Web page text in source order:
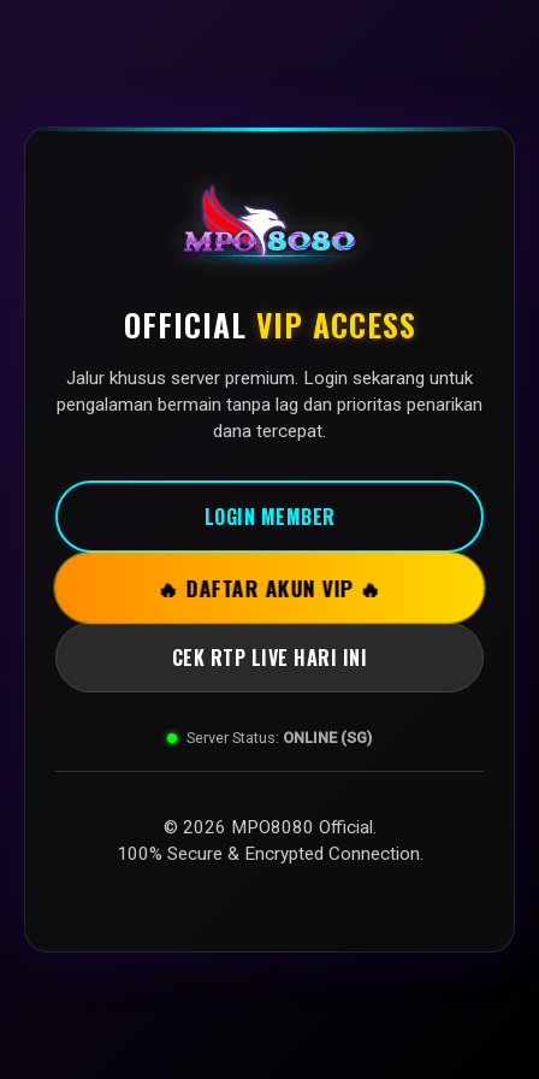
OFFICIAL VIP ACCESS
Jalur khusus server premium. Login sekarang untuk
pengalaman bermain tanpa lag dan prioritas penarikan
dana tercepat.
LOGIN MEMBER
🔥 DAFTAR AKUN VIP 🔥
CEK RTP LIVE HARI INI
Server Status: ONLINE (SG)
© 2026 MPO8080 Official.
100% Secure & Encrypted Connection.